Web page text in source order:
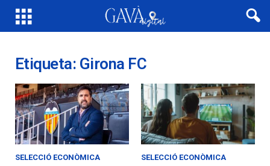
Etiqueta: Girona FC
SELECCIÓ ECONÒMICA SELECCIÓ ECONÒMICA